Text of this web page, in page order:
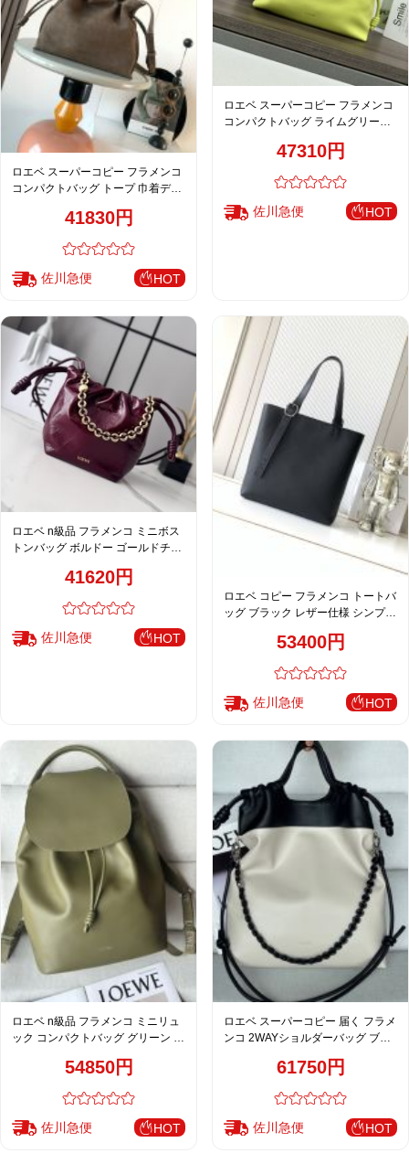
ロエベ スーパーコピー フラメンコ
コンパクトバッグ トープ 巾着デザ
41830円
佐川急便 HOT
ロエベ スーパーコピー フラメンコ
コンパクトバッグ ライムグリーン
47310円
佐川急便 HOT
ロエベ n級品 フラメンコ ミニボス
トンバッグ ボルドー ゴールドチェ
41620円
佐川急便 HOT
ロエベ コピー フラメンコ トートバ
ッグ ブラック レザー仕様 シンプル
53400円
佐川急便 HOT
ロエベ n級品 フラメンコ ミニリュ
ック コンパクトバッグ グリーン 上
54850円
佐川急便 HOT
ロエベ スーパーコピー 届く フラメ
ンコ 2WAYショルダーバッグ ブラ
61750円
佐川急便 HOT